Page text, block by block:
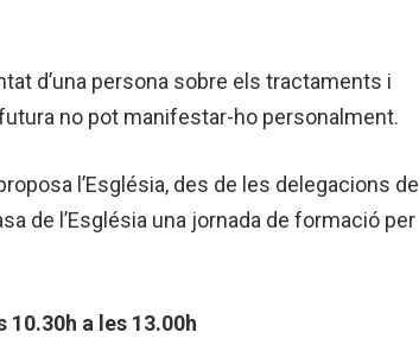
d’una persona sobre els tractaments i
no pot manifestar-ho personalment.
l’Església, des de les delegacions de
de l’Església una jornada de formació per
10.30h a les 13.00h